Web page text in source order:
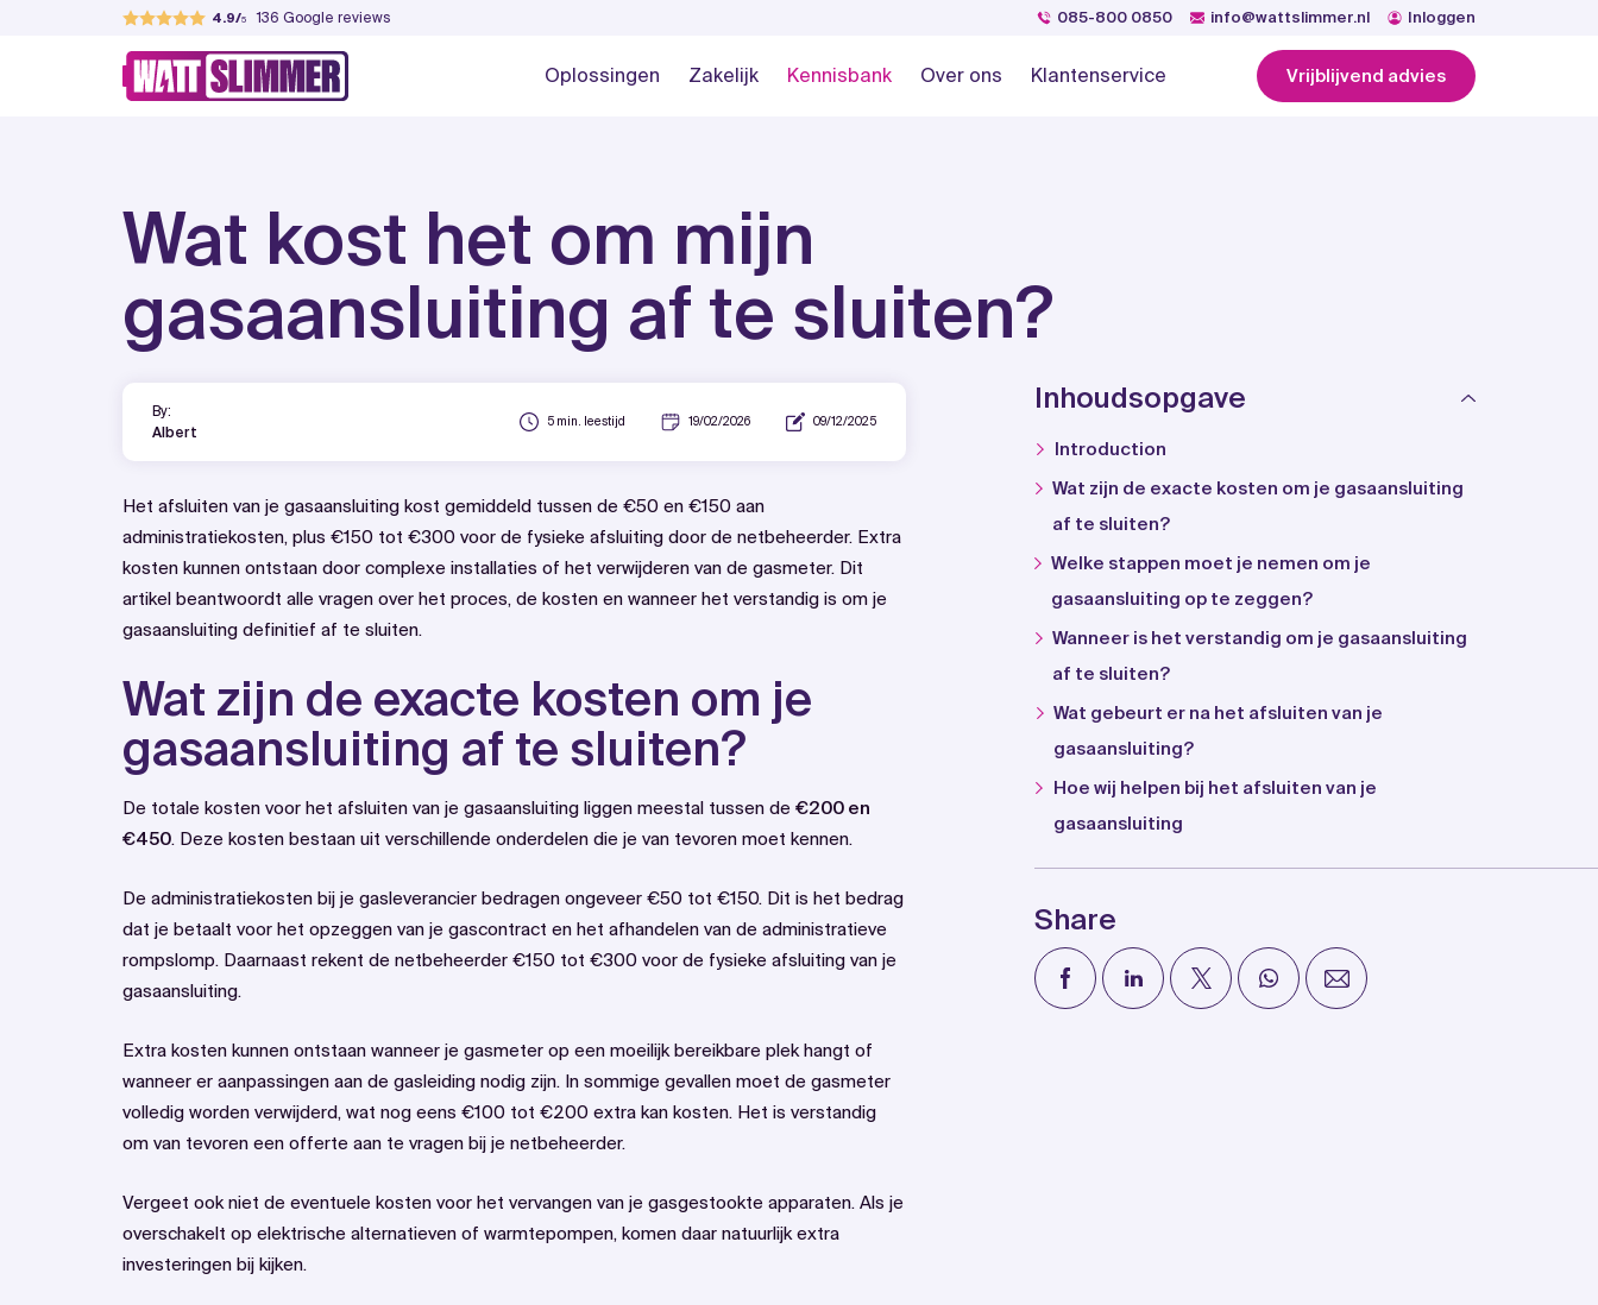
4.9 136 Google reviews 085-800 0850 info@wattslimmer.nl Inloggen
WattSlimmer
Jouw partner in verduurzamen Oplossingen Zakelijk Kennisbank Over ons Klantenservice Vrijblijvend advies
Wat kost het om mijn
gasaansluiting af te sluiten?
By:
Albert
5 min. leestijd 19/02/2026 09/12/2025
Het afsluiten van je gasaansluiting kost gemiddeld tussen de €50 en €150 aan
administratiekosten, plus €150 tot €300 voor de fysieke afsluiting door de netbeheerder. Extra
kosten kunnen ontstaan door complexe installaties of het verwijderen van de gasmeter. Dit
artikel beantwoordt alle vragen over het proces, de kosten en wanneer het verstandig is om je
gasaansluiting definitief af te sluiten.
Wat zijn de exacte kosten om je
gasaansluiting af te sluiten?
De totale kosten voor het afsluiten van je gasaansluiting liggen meestal tussen de €200 en
€450. Deze kosten bestaan uit verschillende onderdelen die je van tevoren moet kennen.
De administratiekosten bij je gasleverancier bedragen ongeveer €50 tot €150. Dit is het bedrag
dat je betaalt voor het opzeggen van je gascontract en het afhandelen van de administratieve
rompslomp. Daarnaast rekent de netbeheerder €150 tot €300 voor de fysieke afsluiting van je
gasaansluiting.
Extra kosten kunnen ontstaan wanneer je gasmeter op een moeilijk bereikbare plek hangt of
wanneer er aanpassingen aan de gasleiding nodig zijn. In sommige gevallen moet de gasmeter
volledig worden verwijderd, wat nog eens €100 tot €200 extra kan kosten. Het is verstandig
om van tevoren een offerte aan te vragen bij je netbeheerder.
Vergeet ook niet de eventuele kosten voor het vervangen van je gasgestookte apparaten. Als je
overschakelt op elektrische alternatieven of warmtepompen, komen daar natuurlijk extra
investeringen bij kijken.
Inhoudsopgave
Introduction
Wat zijn de exacte kosten om je gasaansluiting
af te sluiten?
Welke stappen moet je nemen om je
gasaansluiting op te zeggen?
Wanneer is het verstandig om je gasaansluiting
af te sluiten?
Wat gebeurt er na het afsluiten van je
gasaansluiting?
Hoe wij helpen bij het afsluiten van je
gasaansluiting
Share